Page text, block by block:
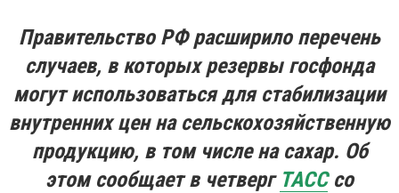
Правительство РФ расширило перечень
случаев, в которых резервы госфонда
могут использоваться для стабилизации
внутренних цен на сельскохозяйственную
продукцию, в том числе на сахар. Об
этом сообщает в четверг ТАССсо